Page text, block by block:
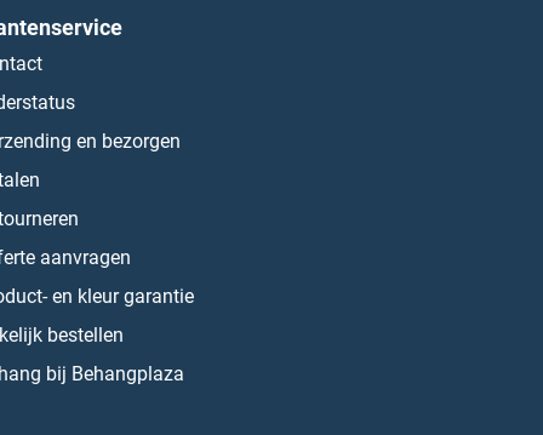
en bezorgen
aanvragen
en kleur garantie
bestellen
bij Behangplaza